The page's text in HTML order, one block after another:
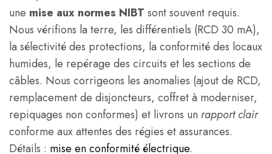
une mise aux normes NIBT sont souvent requis.
Nous vérifions la terre, les différentiels (RCD 30 mA),
la sélectivité des protections, la conformité des locaux
humides, le repérage des circuits et les sections de
câbles. Nous corrigeons les anomalies (ajout de RCD,
remplacement de disjoncteurs, coffret à moderniser,
repiquages non conformes) et livrons un rapport clair
conforme aux attentes des régies et assurances.
Détails : mise en conformité électrique.